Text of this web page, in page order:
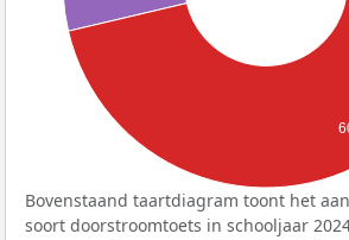
Bovenstaand taartdiagram toont het
soort doorstroomtoets in schooljaar